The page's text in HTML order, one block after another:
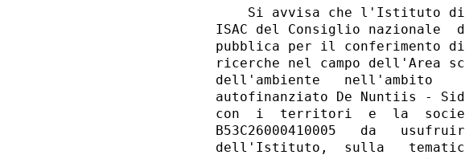
Si avvisa che l'Istituto
ISAC del Consiglio nazionale
pubblica per il conferimento
ricerche nel campo dell'Area
dell'ambiente   nell'ambito
autofinanziato De Nuntiis -
con  i  territori  e  la
B53C26000410005   da
dell'Istituto,  sulla